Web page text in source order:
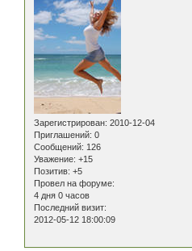
Зарегистрирован: 2010-12-04
Приглашений: 0
Сообщений: 126
Уважение: +15
Позитив: +5
Провел на форуме:
4 дня 0 часов
Последний визит:
2012-05-12 18:00:09